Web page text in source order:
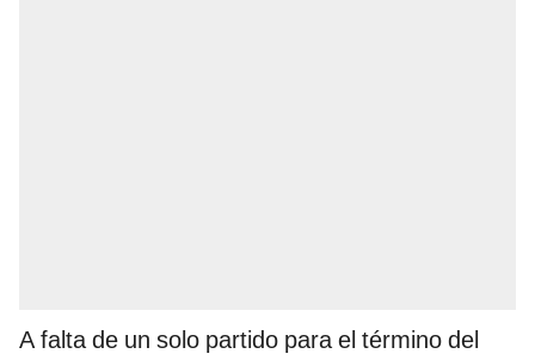
A falta de un solo partido para el término del